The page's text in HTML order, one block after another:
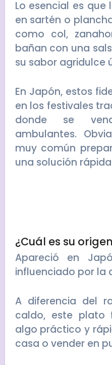
Lo esencial es
en sartén o
como col,
bañan con una
su sabor agridulce
En Japón, estos
en los festivales
donde se
ambulantes.
muy común
una solución
¿Cuál es su
Apareció en
influenciado por la
A diferencia del
caldo, este plato
algo práctico y
casa o vender en